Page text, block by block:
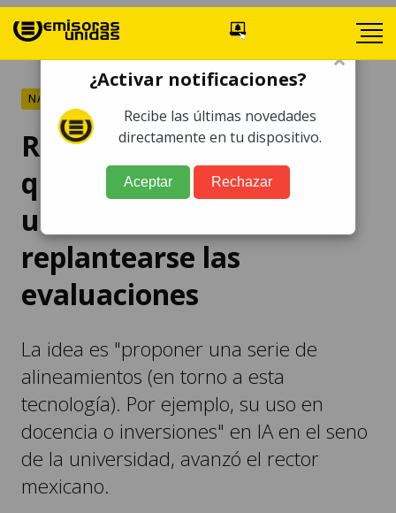
NACIONALES
Rector de la UNAM cree
que la IA obligará a
universidades a
replantearse las
evaluaciones
La idea es "proponer una serie de
alineamientos (en torno a esta
tecnología). Por ejemplo, su uso en
docencia o inversiones" en IA en el seno
de la universidad, avanzó el rector
mexicano.
×
¿Activar notificaciones?
Recibe las últimas novedades
directamente en tu dispositivo.
Aceptar Rechazar